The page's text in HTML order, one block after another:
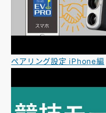
ペアリング設定 iPhone編